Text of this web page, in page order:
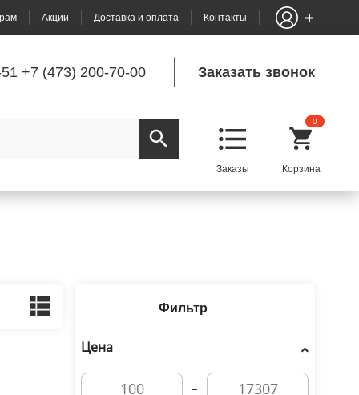
Акции Доставка и оплата Контакты
+7 (473) 200-70-00 Заказать звонок
0
Фильтр
Цена